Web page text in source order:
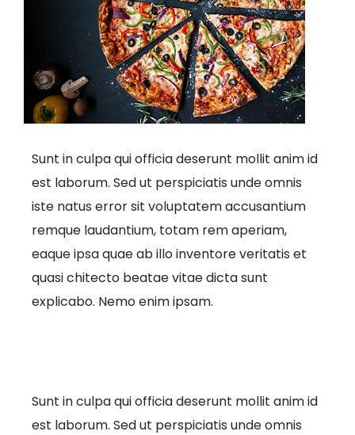
Sunt in culpa qui officia deserunt mollit anim id
est laborum. Sed ut perspiciatis unde omnis
iste natus error sit voluptatem accusantium
remque laudantium, totam rem aperiam,
eaque ipsa quae ab illo inventore veritatis et
quasi chitecto beatae vitae dicta sunt
explicabo. Nemo enim ipsam.
Sunt in culpa qui officia deserunt mollit anim id
est laborum. Sed ut perspiciatis unde omnis